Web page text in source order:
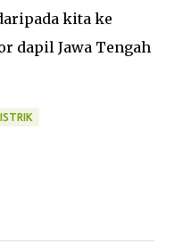
kita ke
dapil Jawa Tengah